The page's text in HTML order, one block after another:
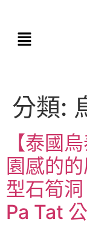
分類:
【泰國
園感的
型石筍
Pa Tat